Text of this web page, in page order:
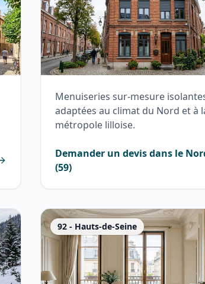
Menuiseries sur-mesure
adaptées au climat du Nord et à
métropole lilloise.
Demander un devis dans le
(59)
92 - Hauts-de-Seine